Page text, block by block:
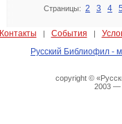
Страницы: 2 3 4
Контакты | События |
Русский Библиофил -
copyright ©
2003 —